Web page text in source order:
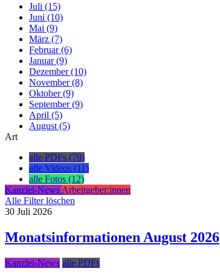
Juli (15)
Juni (10)
Mai (9)
März (7)
Februar (6)
Januar (9)
Dezember (10)
November (8)
Oktober (9)
September (9)
April (5)
August (5)
Art
alle PDFs (79)
alle Videos (11)
alle Fotos (12)
Kanzlei-News Arbeitgeber:innen
Alle Filter löschen
30 Juli 2026
Monatsinformationen August 2026
Kanzlei-News alle PDFs